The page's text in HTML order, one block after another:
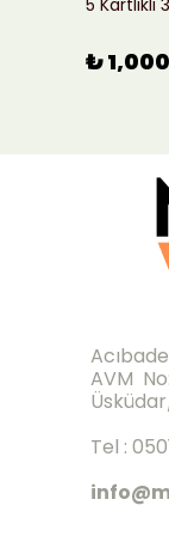
₺
AVM
Tel :